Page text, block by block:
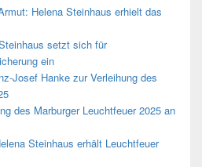
Helena Steinhaus erhielt das
setzt sich für
ein
Josef Hanke zur Verleihung des
des Marburger Leuchtfeuer 2025 an
Steinhaus erhält Leuchtfeuer